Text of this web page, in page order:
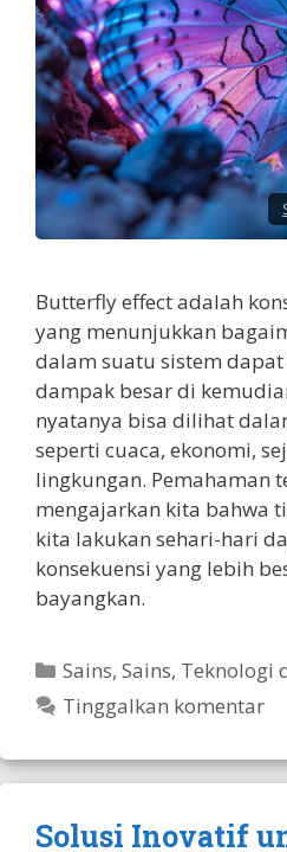
Butterfly effect adalah
yang menunjukkan
dalam suatu sistem
dampak besar di
nyatanya bisa dilihat
seperti cuaca, ekonomi,
lingkungan. Pemahaman
mengajarkan kita bahwa
kita lakukan sehari-hari
konsekuensi yang lebih
bayangkan.
Kategori
Sains,Sains, Teknologi
Tinggalkan komentar
Solusi Inovatif